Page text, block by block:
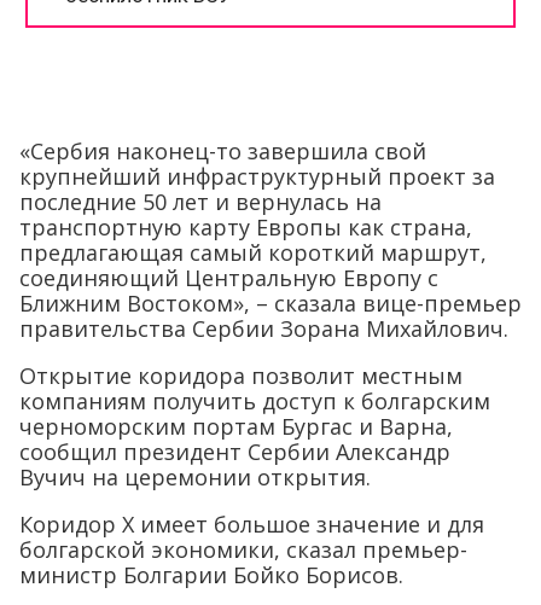
«Сербия наконец-то завершила свой
крупнейший инфраструктурный проект за
последние 50 лет и вернулась на
транспортную карту Европы как страна,
предлагающая самый короткий маршрут,
соединяющий Центральную Европу с
Ближним Востоком», – сказала вице-премьер
правительства Сербии Зорана Михайлович.
Открытие коридора позволит местным
компаниям получить доступ к болгарским
черноморским портам Бургас и Варна,
сообщил президент Сербии Александр
Вучич на церемонии открытия.
Коридор X имеет большое значение и для
болгарской экономики, сказал премьер-
министр Болгарии Бойко Борисов.